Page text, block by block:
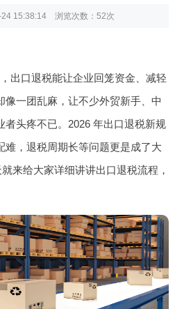
15:38:14 浏览次数： 52次
出口退税能让企业回笼资金、减轻
一团乱麻，让不少外贸新手、中
者头疼不已。2026 年出口退税新规
难，退税周期长等问题更是成了大
来给大家详细讲讲出口退税流程，